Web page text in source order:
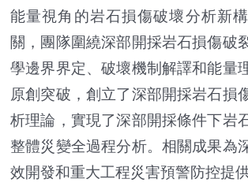
能量視角的岩石損傷破壞分析新
關，團隊圍繞深部開採岩石損傷破
學邊界界定、破壞機制解譯和能量
原創突破，創立了深部開採岩石損
析理論，實現了深部開採條件下岩
整體災變全過程分析。相關成果為
效開發和重大工程災害預警防控提